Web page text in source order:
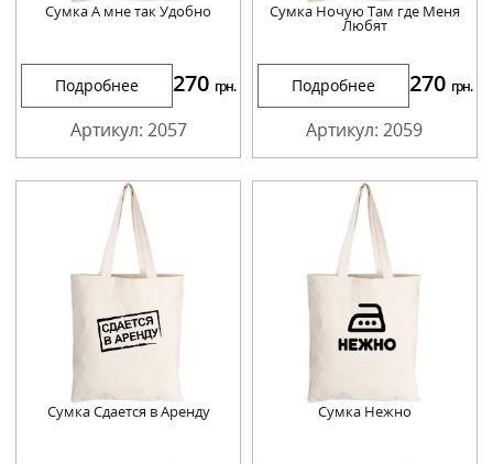
Сумка А мне так Удобно
Подробнее 270 грн.
Артикул: 2057
Сумка Ночую Там где Меня
Любят
Подробнее 270 грн.
Артикул: 2059
Сумка Сдается в Аренду Сумка Нежно